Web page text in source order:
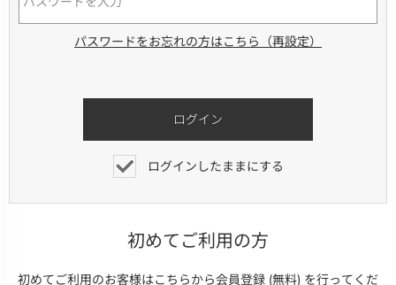
パスワードをお忘れの方はこちら（再設定）
ログインしたままにする
初めてご利用の方
初めてご利用のお客様はこちらから会員登録 (無料) を行ってくだ